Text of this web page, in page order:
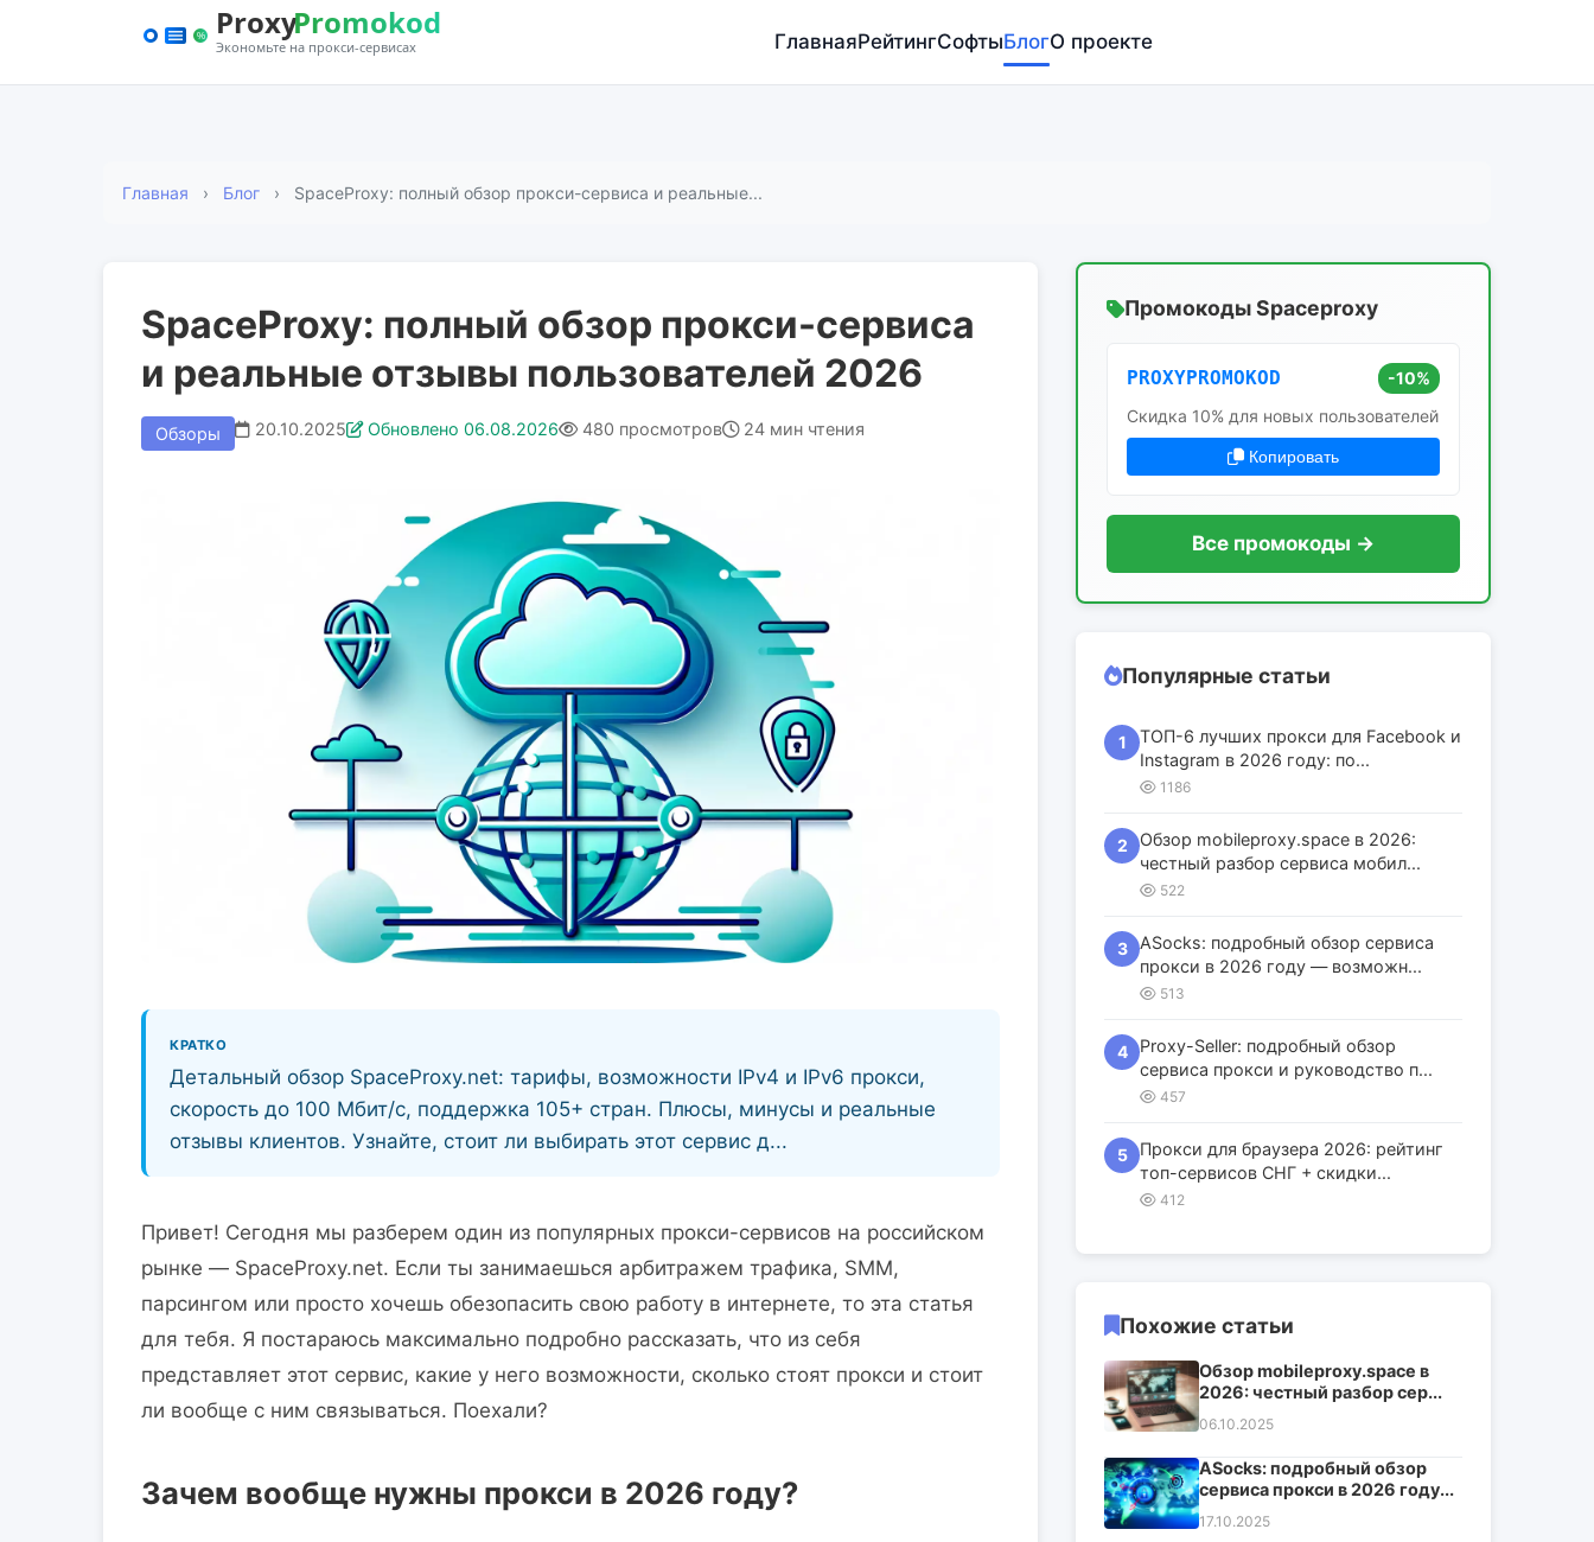
ГлавнаяРейтингСофтыБлогО проекте
Главная Блог SpaceProxy: полный обзор прокси-сервиса и реальные...
SpaceProxy: полный обзор прокси-сервиса
и реальные отзывы пользователей 2026
Обзоры 20.10.2025 Обновлено 06.08.2026 480 просмотров 24 мин чтения
КРАТКО
Детальный обзор SpaceProxy.net: тарифы, возможности IPv4 и IPv6 прокси,
скорость до 100 Мбит/с, поддержка 105+ стран. Плюсы, минусы и реальные
отзывы клиентов. Узнайте, стоит ли выбирать этот сервис д...
Привет! Сегодня мы разберем один из популярных прокси-сервисов на российском
рынке — SpaceProxy.net. Если ты занимаешься арбитражем трафика, SMM,
парсингом или просто хочешь обезопасить свою работу в интернете, то эта статья
для тебя. Я постараюсь максимально подробно рассказать, что из себя
представляет этот сервис, какие у него возможности, сколько стоят прокси и стоит
ли вообще с ним связываться. Поехали?
Зачем вообще нужны прокси в 2026 году?
Промокоды Spaceproxy
PROXYPROMOKOD
-10%
Скидка 10% для новых пользователей
Копировать
Все промокоды →
Популярные статьи
1
ТОП-6 лучших прокси для Facebook и
Instagram в 2026 году: по...
1186
2
Обзор mobileproxy.space в 2026:
честный разбор сервиса мобил...
522
3
ASocks: подробный обзор сервиса
прокси в 2026 году — возможн...
513
4
Proxy-Seller: подробный обзор
сервиса прокси и руководство п...
457
5
Прокси для браузера 2026: рейтинг
топ-сервисов СНГ + скидки...
412
Похожие статьи
Обзор mobileproxy.space в
2026: честный разбор сер...
06.10.2025
ASocks: подробный обзор
сервиса прокси в 2026 году...
17.10.2025